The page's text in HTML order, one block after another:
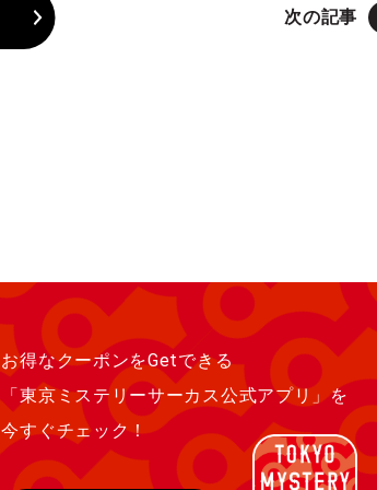
次の記事
お得なクーポンをGetできる
「東京ミステリーサーカス公式アプリ」を
今すぐチェック！